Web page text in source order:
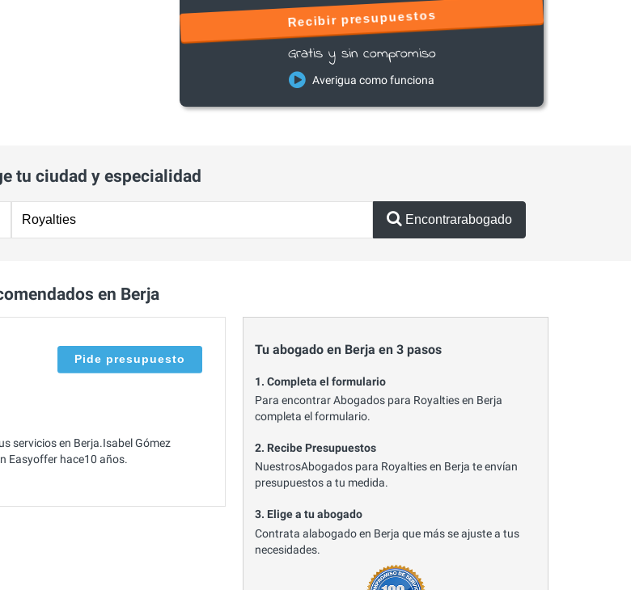
Recibir presupuestos
Gratis y sin compromiso
Averigua como funciona
tu ciudad y especialidad
Encontrarabogado
en Berja
Pide presupuesto
servicios en Berja.Isabel Gómez
Easyoffer hace10 años.
Tu abogado en Berja en 3 pasos
1. Completa el formulario
Para encontrar Abogados para Royalties en Berja
completa el formulario.
2. Recibe Presupuestos
NuestrosAbogados para Royalties en Berja te envían
presupuestos a tu medida.
3. Elige a tu abogado
Contrata alabogado en Berja que más se ajuste a tus
necesidades.